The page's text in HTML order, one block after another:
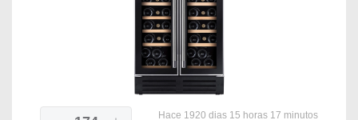
Hace 1920 dias 15 horas 17 minutos